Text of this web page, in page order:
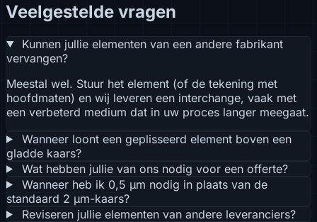
Veelgestelde vragen
Kunnen jullie elementen van een andere fabrikant
vervangen?
Meestal wel. Stuur het element (of de tekening met
hoofdmaten) en wij leveren een interchange, vaak met
een verbeterd medium dat in uw proces langer meegaat.
Wanneer loont een geplisseerd element boven een
gladde kaars?
Wat hebben jullie van ons nodig voor een offerte?
Wanneer heb ik 0,5 µm nodig in plaats van de
standaard 2 µm-kaars?
Reviseren jullie elementen van andere leveranciers?